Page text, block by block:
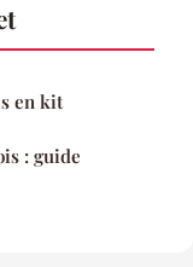
en kit
: guide